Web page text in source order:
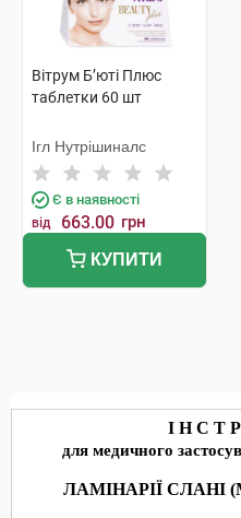
Вітрум Б’юті Плюс
таблетки 60 шт
Ігл Нутрішиналс
Є в наявності
від 663.00 грн
КУПИТИ